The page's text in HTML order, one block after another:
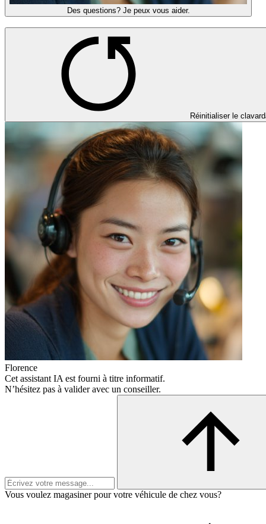
Des questions? Je peux vous aider.
Réinitialiser le
Florence
Cet assistant IA est fourni à titre informatif.
N’hésitez pas à valider avec un conseiller.
Vous voulez magasiner pour votre véhicule de chez vous?